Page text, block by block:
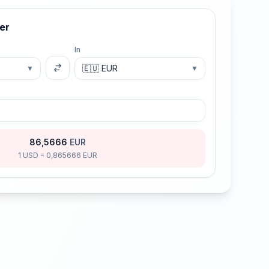
▼
In
▼
86,5666 EUR
1 USD = 0,865666 EUR